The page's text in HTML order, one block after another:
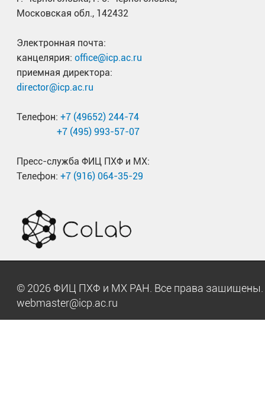
Московская обл., 142432
Электронная почта:
канцелярия: office@icp.ac.ru
приемная директора:
director@icp.ac.ru
Телефон: +7 (49652) 244-74
+7 (495) 993-57-07
Пресс-служба ФИЦ ПХФ и МХ:
Телефон: +7 (916) 064-35-29
© 2026 ФИЦ ПХФ и МХ РАН. Все права
webmaster@icp.ac.ru